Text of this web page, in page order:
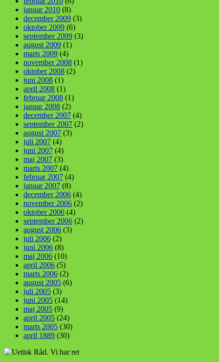
januar 2010 (8)
december 2009 (3)
oktober 2009 (6)
september 2009 (3)
august 2009 (1)
marts 2009 (4)
november 2008 (1)
oktober 2008 (2)
juni 2008 (1)
april 2008 (1)
februar 2008 (1)
januar 2008 (2)
december 2007 (4)
september 2007 (2)
august 2007 (3)
juli 2007 (4)
juni 2007 (4)
maj 2007 (3)
marts 2007 (4)
februar 2007 (4)
januar 2007 (8)
december 2006 (4)
november 2006 (2)
oktober 2006 (4)
september 2006 (2)
august 2006 (3)
juli 2006 (2)
juni 2006 (8)
maj 2006 (10)
april 2006 (5)
marts 2006 (2)
august 2005 (6)
juli 2005 (3)
juni 2005 (14)
maj 2005 (9)
april 2005 (24)
marts 2005 (30)
april 1889 (30)